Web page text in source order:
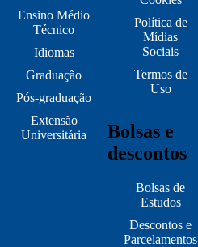
Ensino Médio
Técnico
Idiomas
Graduação
Pós-graduação
Extensão
Universitária
Política de
Mídias
Sociais
Termos de
Uso
Bolsas e
descontos
Bolsas de
Estudos
Descontos e
Parcelamentos